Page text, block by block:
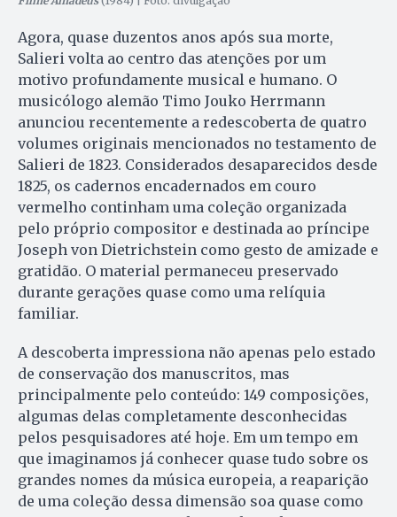
Agora, quase duzentos anos após sua morte,
Salieri volta ao centro das atenções por um
motivo profundamente musical e humano. O
musicólogo alemão Timo Jouko Herrmann
anunciou recentemente a redescoberta de quatro
volumes originais mencionados no testamento de
Salieri de 1823. Considerados desaparecidos desde
1825, os cadernos encadernados em couro
vermelho continham uma coleção organizada
pelo próprio compositor e destinada ao príncipe
Joseph von Dietrichstein como gesto de amizade e
gratidão. O material permaneceu preservado
durante gerações quase como uma relíquia
familiar.
A descoberta impressiona não apenas pelo estado
de conservação dos manuscritos, mas
principalmente pelo conteúdo: 149 composições,
algumas delas completamente desconhecidas
pelos pesquisadores até hoje. Em um tempo em
que imaginamos já conhecer quase tudo sobre os
grandes nomes da música europeia, a reaparição
de uma coleção dessa dimensão soa quase como